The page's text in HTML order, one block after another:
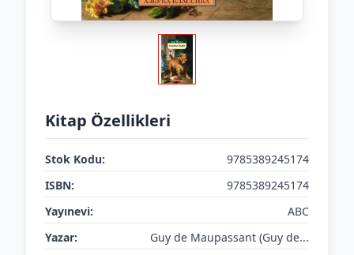
Kitap Özellikleri
Stok Kodu:
9785389245174
ISBN:
9785389245174
Yayınevi:
ABC
Yazar:
Guy de Maupassant (Guy de...